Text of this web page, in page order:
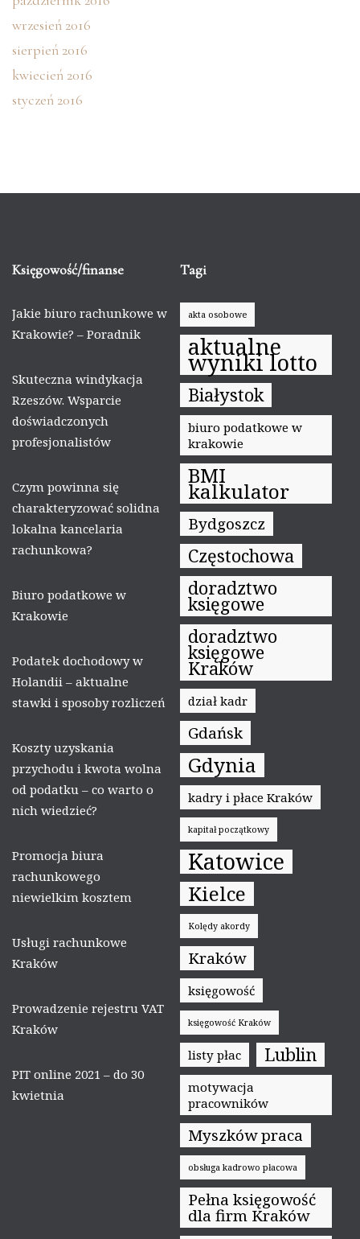
wrzesień 2016
sierpień 2016
kwiecień 2016
styczeń 2016
Księgowość/finanse
Jakie biuro rachunkowe w
Krakowie? – Poradnik
Skuteczna windykacja
Rzeszów. Wsparcie
doświadczonych
profesjonalistów
Czym powinna się
charakteryzować solidna
lokalna kancelaria
rachunkowa?
Biuro podatkowe w
Krakowie
Podatek dochodowy w
Holandii – aktualne
stawki i sposoby rozliczeń
Koszty uzyskania
przychodu i kwota wolna
od podatku – co warto o
nich wiedzieć?
Promocja biura
rachunkowego
niewielkim kosztem
Usługi rachunkowe
Kraków
Prowadzenie rejestru VAT
Kraków
PIT online 2021 – do 30
kwietnia
Tagi
akta osobowe
aktualne
wyniki lotto
Białystok
biuro podatkowe w
krakowie
BMI
kalkulator
Bydgoszcz
Częstochowa
doradztwo
księgowe
doradztwo
księgowe
Kraków
dział kadr
Gdańsk
Gdynia
kadry i płace Kraków
kapitał początkowy
Katowice
Kielce
Kolędy akordy
Kraków
księgowość
księgowość Kraków
listy płac Lublin
motywacja
pracowników
Myszków praca
obsługa kadrowo płacowa
Pełna księgowość
dla firm Kraków